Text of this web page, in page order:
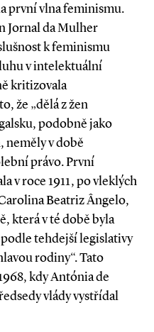
první vlna ­feminismu.
Jornal da Mulher
k feminismu
v intelektuální
kritizovala
že „dělá z žen
podobně jako
neměly v době
právo. První
v roce 1911, po vleklých
Beatriz Ângelo,
která v té době byla
tehdejší legislativy
rodiny“. Tato
kdy Antónia de
vlády vystřídal